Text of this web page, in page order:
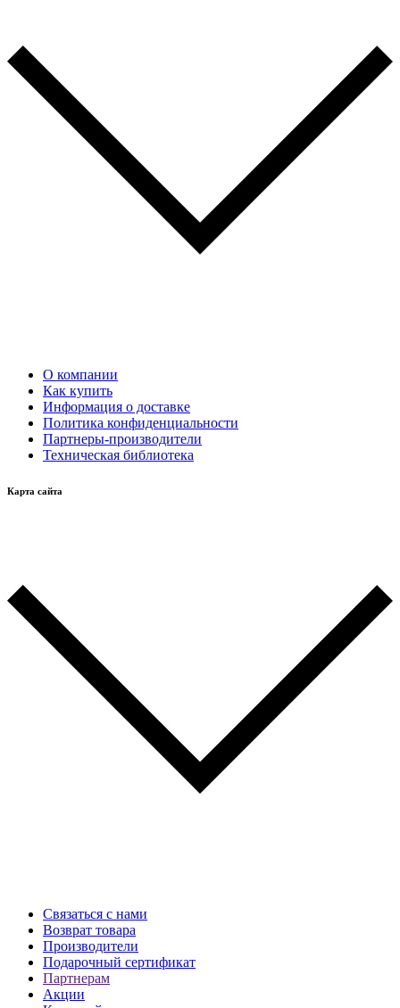
О компании
Как купить
Информация о доставке
Политика конфиденциальности
Партнеры-производители
Техническая библиотека
Карта сайта
Связаться с нами
Возврат товара
Производители
Подарочный сертификат
Партнерам
Акции